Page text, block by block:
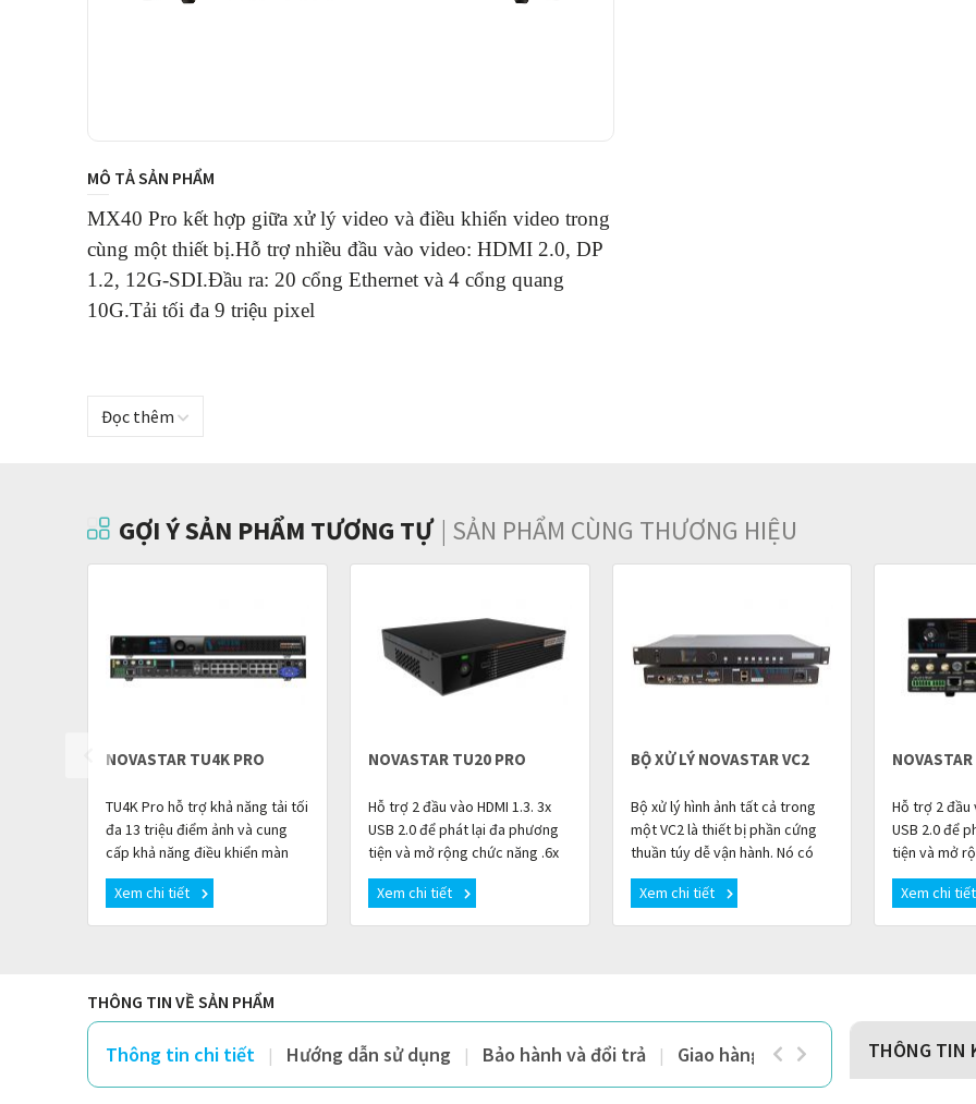
MÔ TẢ SẢN PHẨM
MX40 Pro kết hợp giữa xử lý video và điều khiển video trong
cùng một thiết bị.Hỗ trợ nhiều đầu vào video: HDMI 2.0, DP
1.2, 12G-SDI.Đầu ra: 20 cổng Ethernet và 4 cổng quang
10G.Tải tối đa 9 triệu pixel
Đọc thêm
GỢI Ý SẢN PHẨM TƯƠNG TỰ | SẢN PHẨM CÙNG THƯƠNG HIỆU
NOVASTAR TU4K PRO
TU4K Pro hỗ trợ khả năng tải tối
đa 13 triệu điểm ảnh và cung
cấp khả năng điều khiển màn
hình LED thuận tiện thông qua
màn hình LCD ở mặt trước hoặc
Xem chi tiết
NOVASTAR TU20 PRO
Hỗ trợ 2 đầu vào HDMI 1.3. 3x
USB 2.0 để phát lại đa phương
tiện và mở rộng chức năng .6x
đầu ra Ethernet tải lên đến 3,9
triệu điểm ảnh. 1x đầu ra âm
Xem chi tiết
BỘ XỬ LÝ NOVASTAR VC2
Bộ xử lý hình ảnh tất cả trong
một VC2 là thiết bị phần cứng
thuần túy dễ vận hành. Nó có
nhiều loại đầu nối đầu vào độ
nét cao khác nhau và tích hợp
Xem chi tiết
Hỗ trợ 2 đầu
USB 2.0 để
tiện và mở
đầu ra
ảnh. 1x đầu
Xem chi tiết
THÔNG TIN VỀ SẢN PHẨM
Thông tin chi tiết Hướng dẫn sử dụng Bảo hành và đổi trả Giao hàng và thanh toánTHÔNG TIN